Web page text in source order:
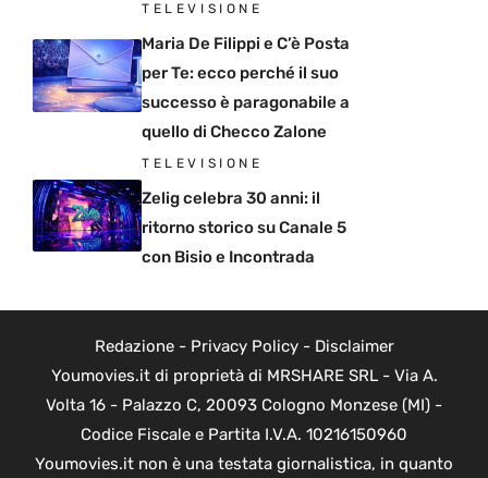
TELEVISIONE
Maria De Filippi e C’è Posta
per Te: ecco perché il suo
successo è paragonabile a
quello di Checco Zalone
TELEVISIONE
Zelig celebra 30 anni: il
ritorno storico su Canale 5
con Bisio e Incontrada
Redazione- Privacy Policy- Disclaimer
Youmovies.it di proprietà di MRSHARE SRL - Via A.
Volta 16 - Palazzo C, 20093 Cologno Monzese (MI) -
Codice Fiscale e Partita I.V.A. 10216150960
Youmovies.it non è una testata giornalistica, in quanto